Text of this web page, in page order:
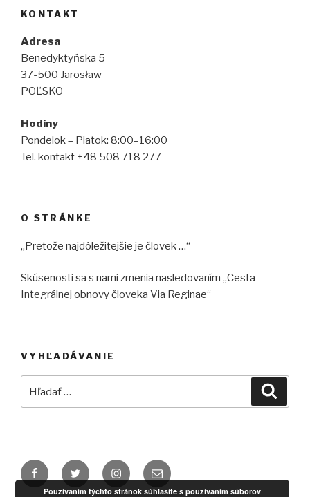
KONTAKT
Adresa
Benedyktyńska 5
37-500 Jarosław
POĽSKO
Hodiny
Pondelok – Piatok: 8:00–16:00
Tel. kontakt +48 508 718 277
O STRÁNKE
„Pretože najdôležitejšie je človek …“
Skúsenosti sa s nami zmenia nasledovaním „Cesta
Integrálnej obnovy človeka Via Reginae“
VYHĽADÁVANIE
FacebookTwitter InstagramEmail
Používaním týchto stránok súhlasíte s používaním súborov